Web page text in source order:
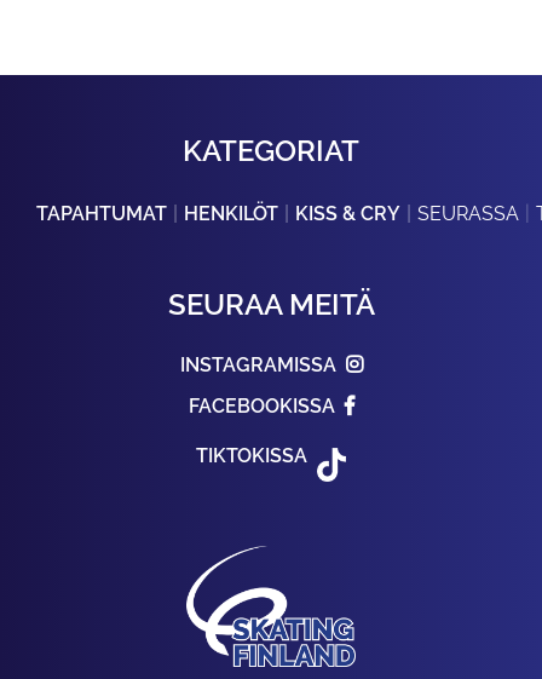
KATEGORIAT
TAPAHTUMAT HENKILÖT KISS & CRY SEURASSA
SEURAA MEITÄ
INSTAGRAMISSA
FACEBOOKISSA
TIKTOKISSA